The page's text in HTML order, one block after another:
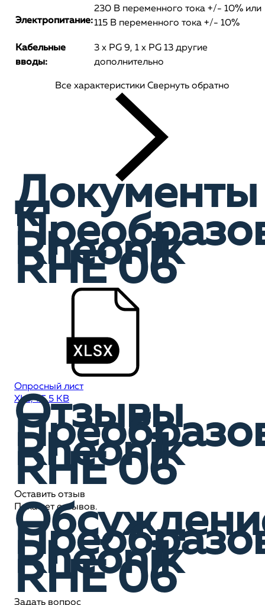
Электропитание:
230 В переменного тока +/- 10% или
115 В переменного тока +/- 10%
Кабельные
вводы:
3 x PG 9, 1 x PG 13 другие
дополнительно
Все характеристики Свернуть обратно
Документы
к
Rheonik
RHE 06
Опросный лист
XLS, 75,5 KB
Отзывы
Rheonik
RHE 06
Оставить отзыв
Пока нет отзывов.
Rheonik
RHE 06
Задать вопрос